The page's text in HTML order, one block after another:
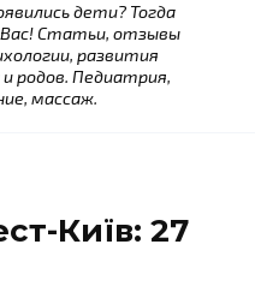
дети? Тогда
Статьи, отзывы
развития
родов. Педиатрия,
массаж.
Київ: 27